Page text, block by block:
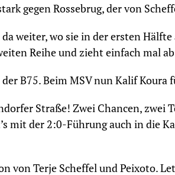
gegen Rossebrug, der von
weiter, wo sie in der ersten
Reihe und zieht einfach mal
der B75. Beim MSV nun Kalif
Straße! Zwei Chancen, zwei
mit der 2:0-Führung auch in die
von Terje Scheffel und Peixoto.